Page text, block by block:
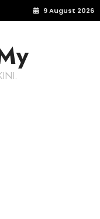
9 August 2026